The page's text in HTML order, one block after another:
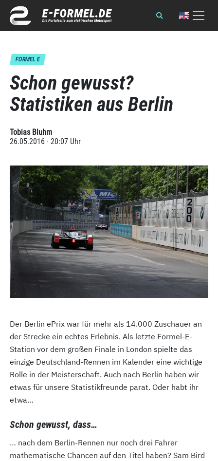
FORMEL E
Schon gewusst?
Statistiken aus Berlin
Tobias Bluhm
26.05.2016 · 20:07 Uhr
Der Berlin ePrix war für mehr als 14.000 Zuschauer an
der Strecke ein echtes Erlebnis. Als letzte Formel-E-
Station vor dem großen Finale in London spielte das
einzige Deutschland-Rennen im Kalender eine wichtige
Rolle in der Meisterschaft. Auch nach Berlin haben wir
etwas für unsere Statistikfreunde parat. Oder habt ihr
etwa…
Schon gewusst, dass…
… nach dem Berlin-Rennen nur noch drei Fahrer
mathematische Chancen auf den Titel haben? Sam Bird